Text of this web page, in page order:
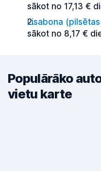
sākot no 17,13 €
Lisabona
sākot no 8,17 €
Populārāko
vietu karte